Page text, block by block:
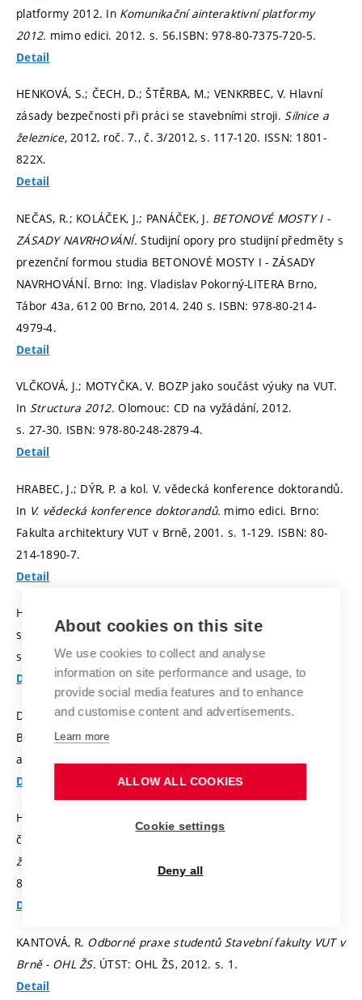
platformy 2012. In Komunikační ainteraktivní platformy
2012. mimo edici. 2012. s. 56.ISBN: 978-80-7375-720-5.
Detail
HENKOVÁ, S.; ČECH, D.; ŠTĚRBA, M.; VENKRBEC, V. Hlavní
zásady bezpečnosti při práci se stavebními stroji. Silnice a
železnice,2012, roč. 7., č. 3/2012,s. 117-120. ISSN: 1801-
822X.
Detail
NEČAS, R.; KOLÁČEK, J.; PANÁČEK, J. BETONOVÉ MOSTY I -
ZÁSADY NAVRHOVÁNÍ.Studijní opory pro studijní předměty s
prezenční formou studia BETONOVÉ MOSTY I - ZÁSADY
NAVRHOVÁNÍ. Brno: Ing. Vladislav Pokorný-LITERA Brno,
Tábor 43a, 612 00 Brno, 2014. 240 s. ISBN: 978-80-214-
4979-4.
Detail
VLČKOVÁ, J.; MOTYČKA, V. BOZP jako součást výuky na VUT.
In Structura 2012.Olomouc: CD na vyžádání, 2012.
s. 27-30. ISBN: 978-80-248-2879-4.
Detail
HRABEC, J.; DÝR, P. a kol. V. vědecká konference doktorandů.
In V. vědecká konference doktorandů. mimo edici. Brno:
Fakulta architektury VUT v Brně, 2001. s. 1-129. ISBN: 80-
214-1890-7.
Detail
HORÁČEK, M. Desáté výročí oboru Architektura na Fakultě
stavební VUT.Události na VUT v Brně,2015, roč. 25, č. 10,
s. 16-17.ISSN: 1211-4421.
Detail
DULENČÍN, J. Atelier architektonického detailu. InARC +10.
Brno: Vysoké učení technické, Fakulta stavební, Ústav
architektury, 2015.
Detail
HENKOVÁ, S.; VENKRBEC, V.; ŠTĚRBA, M.; ČECH, D. Základní
členění strojů využívaných v pozemním stavitelství.
železnice,
822X.
Detail
KANTOVÁ, R. Odborné praxe studentů Stavební fakulty VUT v
Brně - OHL ŽS. ÚTST: OHL ŽS, 2012. s. 1.
Detail
About cookies on this site
We use cookies to collect and analyse
information on site performance and usage, to
provide social media features and to enhance
and customise content and advertisements.
Learn more
ALLOW ALL COOKIES
Cookie settings
Deny all